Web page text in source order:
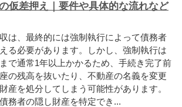
仮差押え｜要件や具体的な流れなど
は、最終的には強制執行によって債務者
る必要があります。しかし、強制執行は
で通常1年以上かかるため、手続き完了前
の残高を抜いたり、不動産の名義を変更
産を処分してしまう可能性があります。
務者の隠し財産を特定でき...